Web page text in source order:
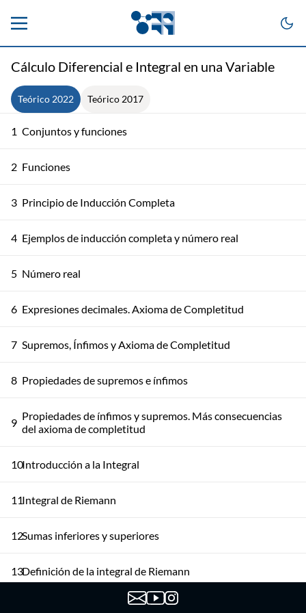
Cálculo Diferencial e Integral en una Variable
Teórico 2022 Teórico 2017
1 Conjuntos y funciones
2 Funciones
3 Principio de Inducción Completa
4 Ejemplos de inducción completa y número real
5 Número real
6 Expresiones decimales. Axioma de Completitud
7 Supremos, Ínfimos y Axioma de Completitud
8 Propiedades de supremos e ínfimos
9 Propiedades de ínfimos y supremos. Más consecuencias
del axioma de completitud
10Introducción a la Integral
11Integral de Riemann
12Sumas inferiores y superiores
13Definición de la integral de Riemann
Integral de funciones monótonas